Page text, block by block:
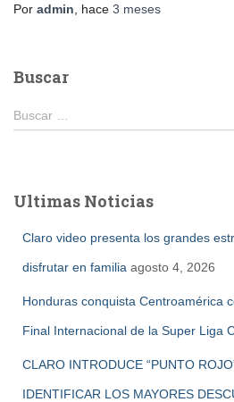
Por admin , hace 3 meses
Buscar
B
u
r
Buscar …
Ultimas Noticias
Claro video presenta los grandes
disfrutar en familia agosto 4, 2026
Honduras conquista Centroamérica
Final Internacional de la Super Liga
CLARO INTRODUCE “PUNTO
IDENTIFICAR LOS MAYORES